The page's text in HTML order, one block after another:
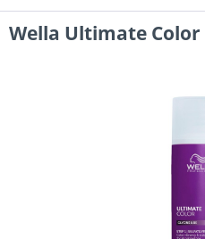
Wella Ultimate